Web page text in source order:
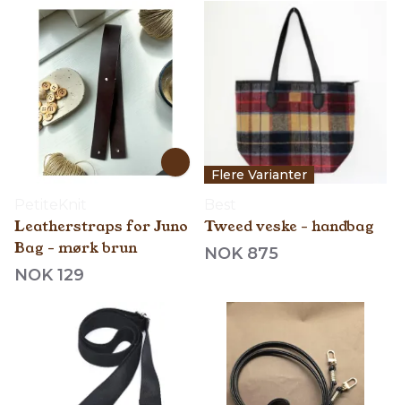
Leatherstraps for Juno
Bag - mørk brun
NOK 129
Flere Varianter
Tweed veske - handbag
NOK 875